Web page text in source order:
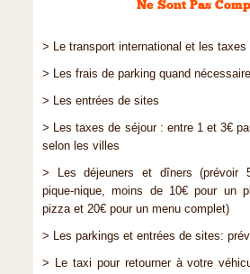
Ne Sont Pas
> Le transport international et les taxes
> Les frais de parking quand nécessaire
> Les entrées de sites
> Les taxes de séjour : entre 1 et 3€
selon les villes
> Les déjeuners et dîners (prévoir
pique-nique, moins de 10€ pour un
pizza et 20€ pour un menu complet)
> Les parkings et entrées de sites:
> Le taxi pour retourner à votre